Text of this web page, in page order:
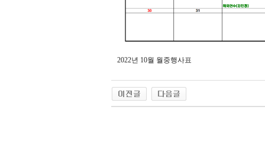
2022년 10월 월중행사표